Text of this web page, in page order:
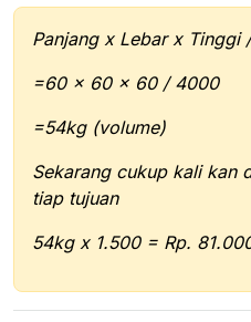
Panjang x Lebar x Tinggi
=60 x 60 x 60 / 4000
=54kg (volume)
Sekarang cukup kali kan
tiap tujuan
54kg x 1.500 = Rp.